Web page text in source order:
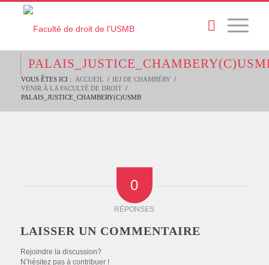
VOUS ÊTES ICI : ACCUEIL / IEJ DE CHAMBÉRY /
VENIR À LA FACULTÉ DE DROIT /
PALAIS_JUSTICE_CHAMBERY(C)USMB
0
RÉPONSES
LAISSER UN COMMENTAIRE
Rejoindre la discussion?
N’hésitez pas à contribuer !